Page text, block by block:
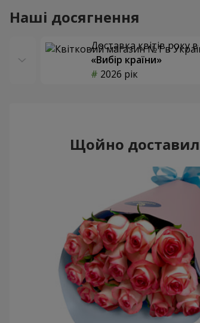
Наші досягнення
Доставка квітів року в
«Вибір країни»
2026 рік
Щойно